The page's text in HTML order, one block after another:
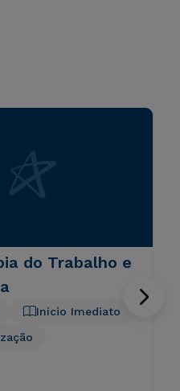
do Trabalho e
Início Imediato